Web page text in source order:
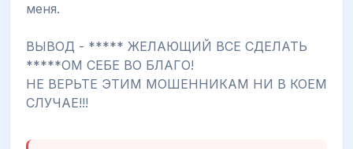
меня.
ВЫВОД - ***** ЖЕЛАЮЩИЙ ВСЕ СДЕЛАТЬ
*****ОМ СЕБЕ ВО БЛАГО!
НЕ ВЕРЬТЕ ЭТИМ МОШЕННИКАМ НИ В КОЕМ
СЛУЧАЕ!!!